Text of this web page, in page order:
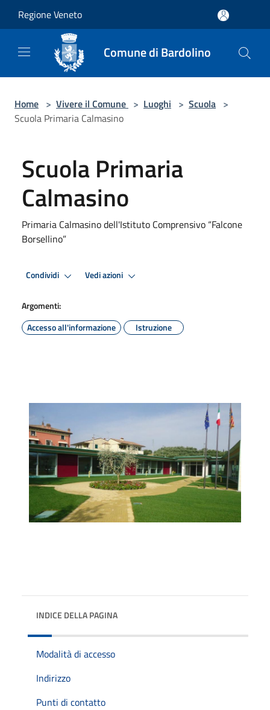
Regione Veneto
Comune di Bardolino
Home > Vivere il Comune > Luoghi > Scuola >
Scuola Primaria Calmasino
Scuola Primaria
Calmasino
Primaria Calmasino dell'Istituto Comprensivo “Falcone
Borsellino”
Condividi Vedi azioni
Argomenti:
Accesso all'informazione
Istruzione
INDICE DELLA PAGINA
Modalità di accesso
Indirizzo
Punti di contatto